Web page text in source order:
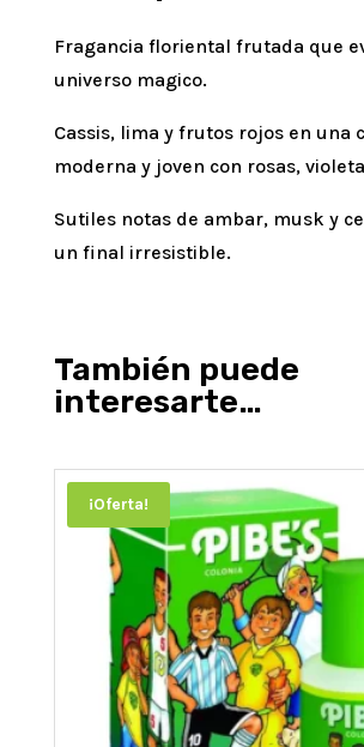
Fragancia floriental frutada que
universo magico.
Cassis, lima y frutos rojos en una
moderna y joven con rosas,
Sutiles notas de ambar, musk y
un final irresistible.
También puede
interesarte…
¡Oferta!